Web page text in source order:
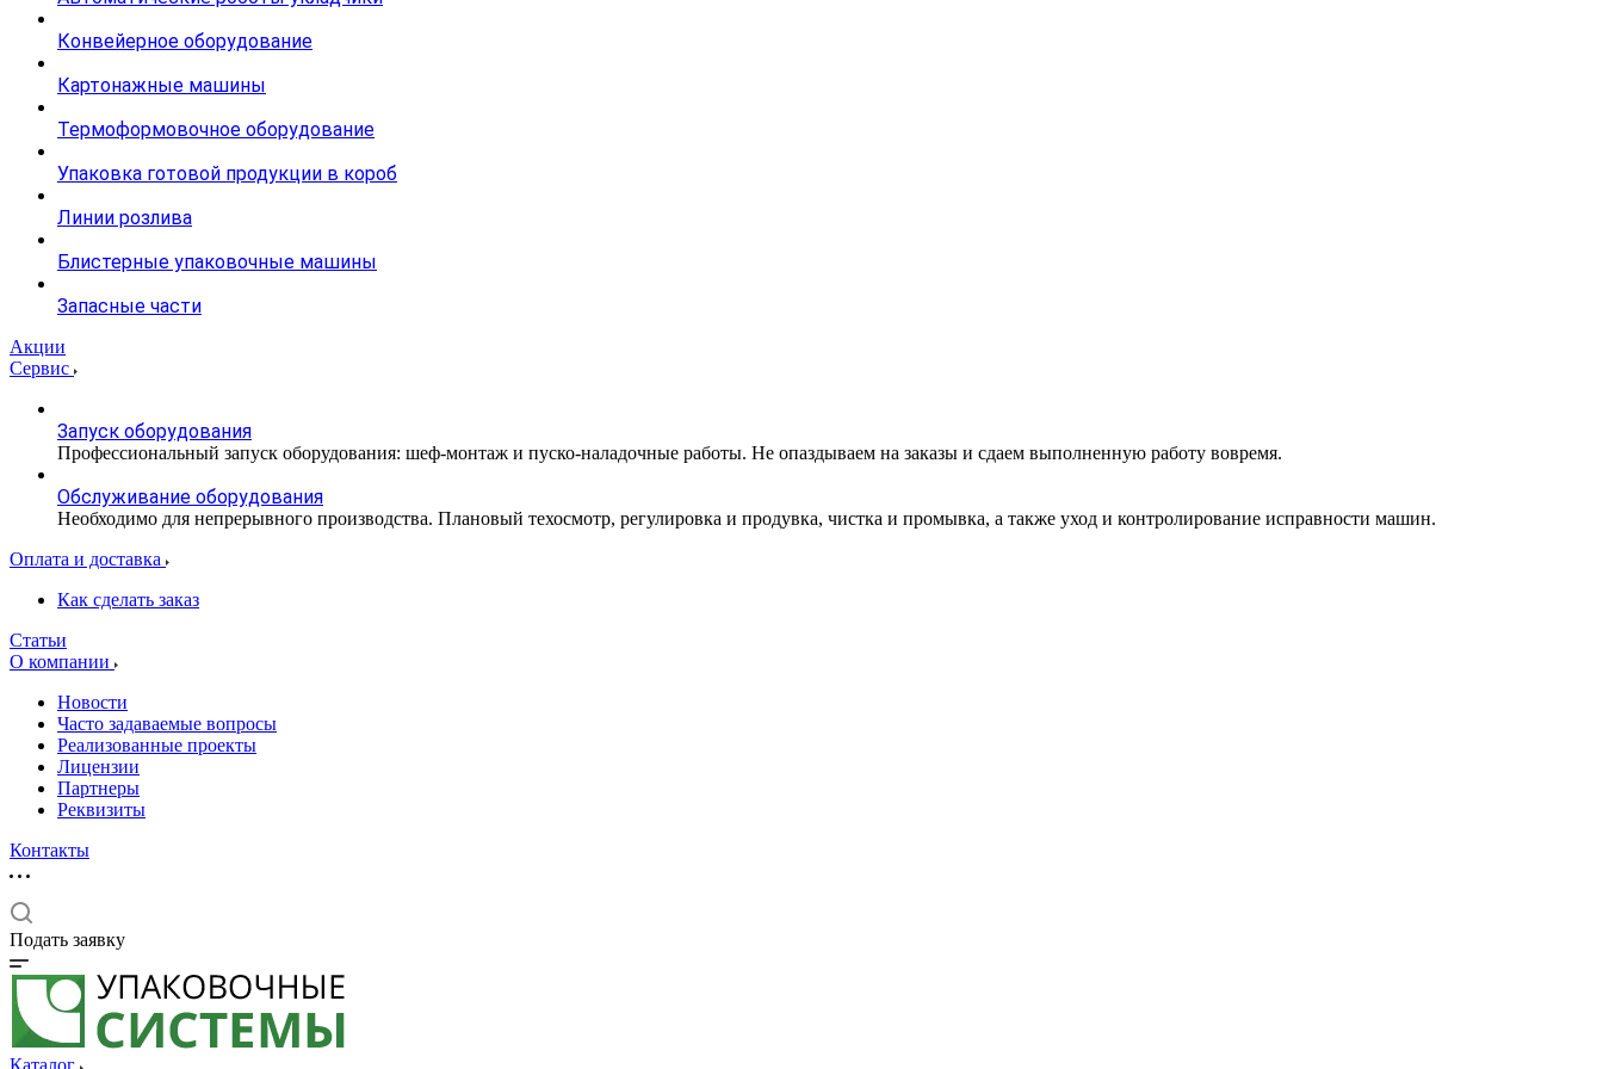
Конвейерное оборудование
Картонажные машины
Термоформовочное оборудование
Упаковка готовой продукции в короб
Линии розлива
Блистерные упаковочные машины
Запасные части
Акции
Сервис
Запуск оборудования
Профессиональный запуск оборудования: шеф-монтаж и пуско-наладочные работы. Не опаздываем на заказы и сдаем выполненную работу вовремя.
Обслуживание оборудования
Необходимо для непрерывного производства. Плановый техосмотр, регулировка и продувка, чистка и промывка, а также уход и контролирование исправности машин.
Оплата и доставка
Как сделать заказ
Статьи
О компании
Новости
Часто задаваемые вопросы
Реализованные проекты
Лицензии
Партнеры
Реквизиты
Контакты
Подать заявку
Каталог